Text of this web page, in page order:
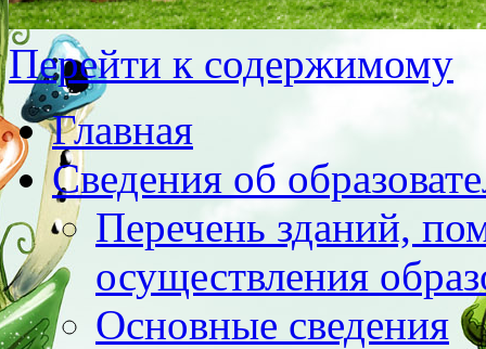
Перейти к содержимому
Главная
Сведения об
Перечень зданий,
осуществления
Основные сведения